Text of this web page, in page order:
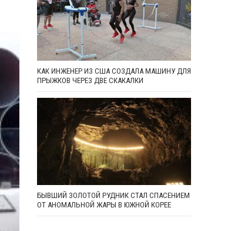
КАК ИНЖЕНЕР ИЗ США СОЗДАЛА МАШИНУ ДЛЯ
ПРЫЖКОВ ЧЕРЕЗ ДВЕ СКАКАЛКИ
БЫВШИЙ ЗОЛОТОЙ РУДНИК СТАЛ СПАСЕНИЕМ
ОТ АНОМАЛЬНОЙ ЖАРЫ В ЮЖНОЙ КОРЕЕ